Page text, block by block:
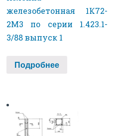
железобетонная 1К72-
2М3 по серии 1.423.1-
3/88 выпуск 1
Подробнее